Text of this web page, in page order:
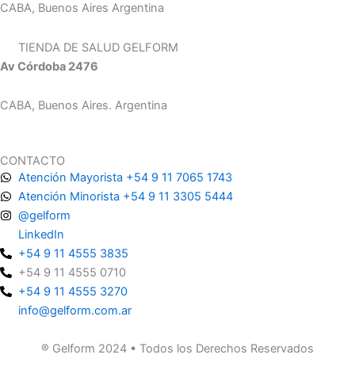
CABA, Buenos Aires Argentina
TIENDA DE SALUD GELFORM
Av Córdoba 2476
CABA, Buenos Aires. Argentina
CONTACTO
Atención Mayorista +54 9 11 7065 1743
Atención Minorista +54 9 11 3305 5444
@gelform
LinkedIn
+54 9 11 4555 3835
+54 9 11 4555 0710
+54 9 11 4555 3270
info@gelform.com.ar
® Gelform 2024 • Todos los Derechos Reservados